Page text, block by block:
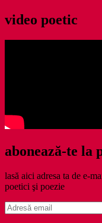
video poetic
abonează-te la
lasă aici adresa ta de e-
poetici şi poezie
Adresă
email